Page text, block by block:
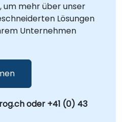
um mehr über unser
Lösungen
Unternehmen
oder +41 (0) 43